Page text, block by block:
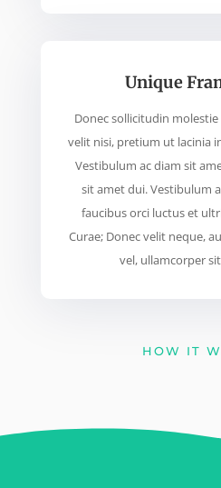
Unique
Donec sollicitudin
velit nisi, pretium ut lacinia
Vestibulum ac diam sit
sit amet dui. Vestibulum
faucibus orci luctus et
Curae; Donec velit neque,
vel, ullamcorper
HOW IT